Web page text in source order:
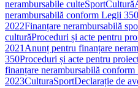
nerambursabile culteSportCultură
nerambursabilă conform Legii 350
2022Finanțare nerambursabilă
culturăProceduri și acte pentru
2021 Anunț pentru finanțare
350Proceduri și acte pentru
finanțare nerambursabilă
2023CulturaSportDeclarație de